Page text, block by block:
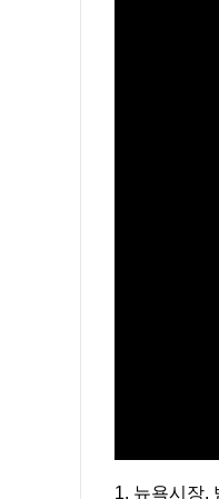
1. 뉴욕시장,